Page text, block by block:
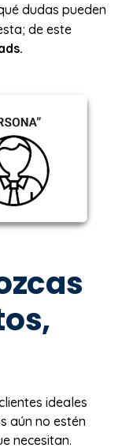
dudas pueden
de este
ideales
aún no estén
necesitan.